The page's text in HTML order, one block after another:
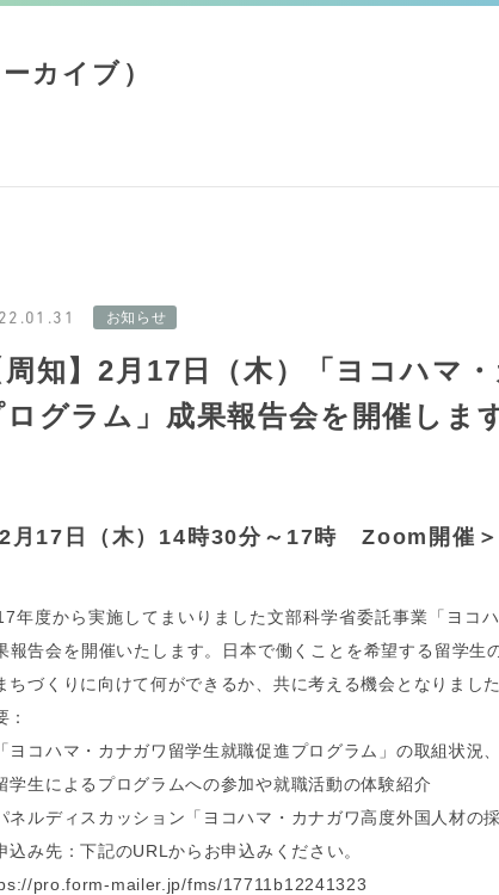
カイブ）
知】2月17日（木）「ヨコハマ
グラム」成果報告会を開催しま
月17日（木）14時30分～17時 Zoom開催＞
年度から実施してまいりました文部科学省委託事業「ヨコ
報告会を開催いたします。日本で働くことを希望する留学生
ちづくりに向けて何ができるか、共に考える機会となりました
：
ヨコハマ・カナガワ留学生就職促進プログラム」の取組状況
学生によるプログラムへの参加や就職活動の体験紹介
ネルディスカッション「ヨコハマ・カナガワ高度外国人材の
込み先：下記のURLからお申込みください。
pro.form-mailer.jp/fms/17711b12241323